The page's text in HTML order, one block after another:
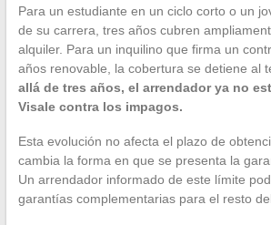
Para un estudiante en un ciclo corto o un
de su carrera, tres años cubren
alquiler. Para un inquilino que firma un
años renovable, la cobertura se detiene al
allá de tres años, el arrendador ya no
Visale contra los impagos.
Esta evolución no afecta el plazo de
cambia la forma en que se presenta la
Un arrendador informado de este límite
garantías complementarias para el resto